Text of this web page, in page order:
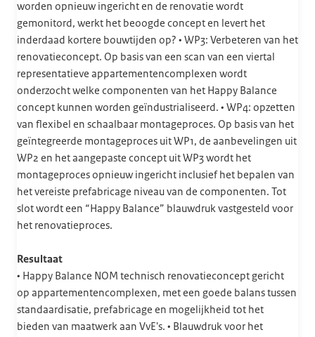
worden opnieuw ingericht en de renovatie wordt
gemonitord, werkt het beoogde concept en levert het
inderdaad kortere bouwtijden op? • WP3: Verbeteren van het
renovatieconcept. Op basis van een scan van een viertal
representatieve appartementencomplexen wordt
onderzocht welke componenten van het Happy Balance
concept kunnen worden geïndustrialiseerd. • WP4: opzetten
van flexibel en schaalbaar montageproces. Op basis van het
geïntegreerde montageproces uit WP1, de aanbevelingen uit
WP2 en het aangepaste concept uit WP3 wordt het
montageproces opnieuw ingericht inclusief het bepalen van
het vereiste prefabricage niveau van de componenten. Tot
slot wordt een “Happy Balance” blauwdruk vastgesteld voor
het renovatieproces.
Resultaat
• Happy Balance NOM technisch renovatieconcept gericht
op appartementencomplexen, met een goede balans tussen
standaardisatie, prefabricage en mogelijkheid tot het
bieden van maatwerk aan VvE's. • Blauwdruk voor het